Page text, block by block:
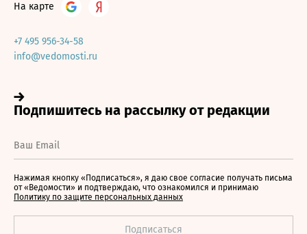
На карте
+7 495 956-34-58
info@vedomosti.ru
Нажимая кнопку «Подписаться», я даю свое согласие получать письма
от «Ведомости» и подтверждаю, что ознакомился и принимаю
Политику по защите персональных данных